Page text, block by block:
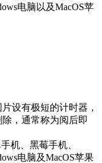
电脑以及MacOS苹
设有极短的计时器，
，通常称为阅后即
机、黑莓手机、
电脑及MacOS苹果